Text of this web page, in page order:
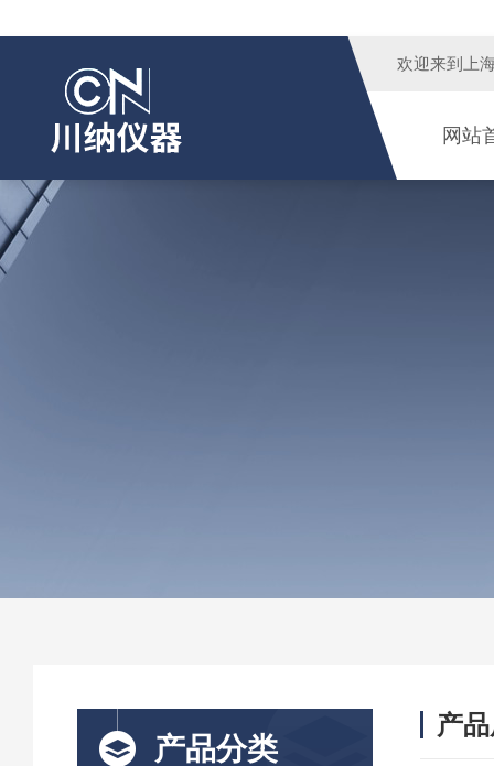
欢迎来到 上
网站
产品分类
产